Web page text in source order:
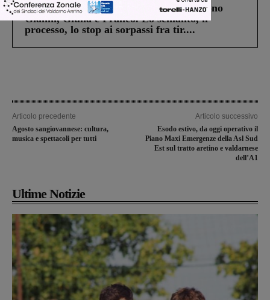
Un anno fa la strage in A1 in cui morirono
Gianni, Giulia e Franco. Lo schianto, il
processo, lo stop ai sorpassi fra tir....
Articolo precedente
Agosto sangiovannese: cultura,
musica e spettacoli per tutti
Articolo successivo
Esodo estivo, da oggi operativo il
Piano Maxi Emergenze della Asl Sud
Est sul tratto aretino e valdarnese
dell’A1
Ultime Notizie